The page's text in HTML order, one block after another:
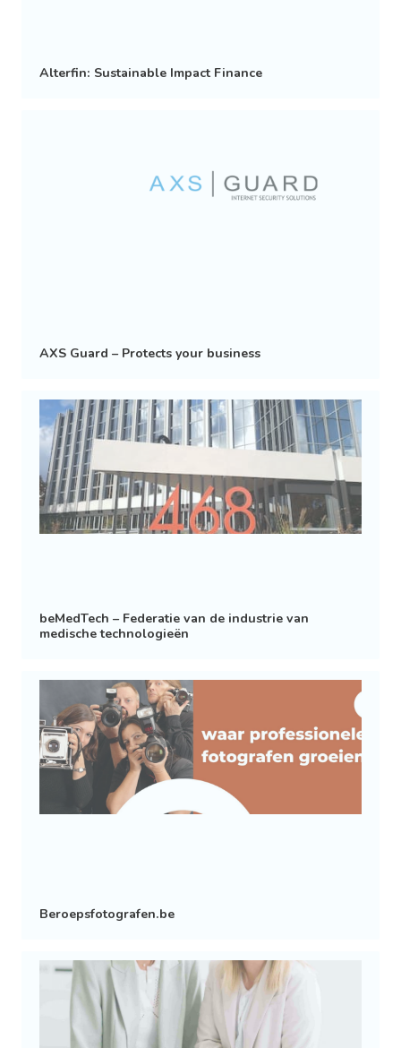
Alterfin: Sustainable Impact Finance
AXS Guard – Protects your business
beMedTech – Federatie van de industrie van
medische technologieën
Beroepsfotografen.be